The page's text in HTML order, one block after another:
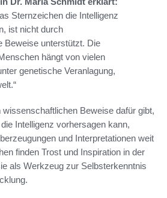
Sternzeichen die Intelligenz
ist nicht durch
Beweise unterstützt. Die
hängt von vielen
genetische Veranlagung,
Beweise dafür gibt,
Intelligenz vorhersagen kann,
und Interpretationen weit
finden Trost und Inspiration in der
als Werkzeug zur Selbsterkenntnis